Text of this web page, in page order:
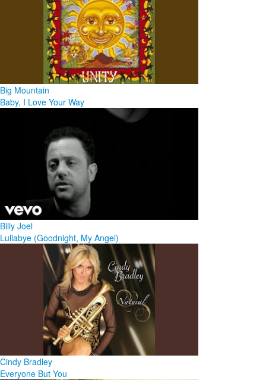
Big Mountain
Baby, I Love Your Way
Billy Joel
Lullabye (Goodnight, My Angel)
Cindy Bradley
Everyone But You